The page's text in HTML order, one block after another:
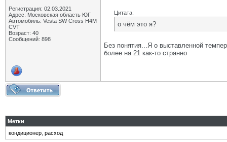
Регистрация: 02.03.2021
Адрес: Московская область ЮГ
Автомобиль: Vesta SW Cross H4M
CVT
Возраст: 40
Сообщений: 898
Цитата:
о чём это я?
Без понятия...Я о выставленной
более на 21 как-то странно
Метки
кондиционер расход